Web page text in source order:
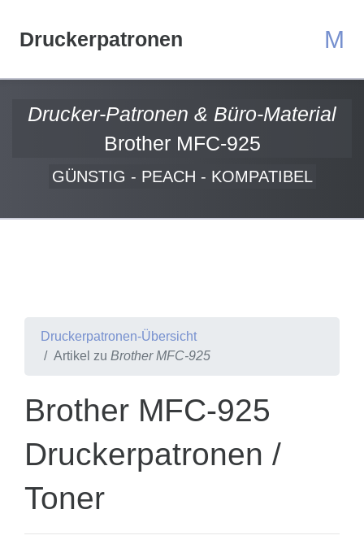
Druckerpatronen M
Drucker-Patronen & Büro-Material
Brother MFC-925
GÜNSTIG - PEACH - KOMPATIBEL
Druckerpatronen-Übersicht
Artikel zu Brother MFC-925
Brother MFC-925
Druckerpatronen /
Toner